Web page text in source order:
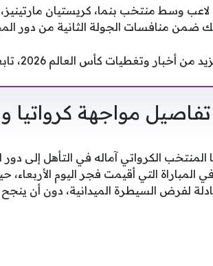
لاعب وسط منتخب بنما، كريستيان
ضمن منافسات الجولة الثانية من دور
أخبار وتغطيات كأس العالم 2026، تابعونا عبر موقع “أقرأ نيوز 24” من هنا…
تفاصيل مواجهة كرواتيا
المباراة التي أقيمت فجر اليوم
لفرض السيطرة الميدانية، دون أن